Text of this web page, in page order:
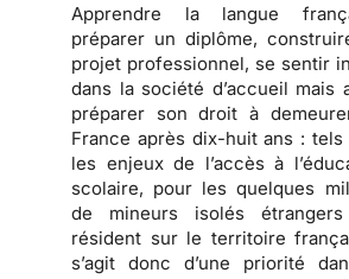
Apprendre la langue
préparer un diplôme,
projet professionnel, se sentir
dans la société d’accueil mais
préparer son droit à
France après dix-huit ans : tels
les enjeux de l’accès à
scolaire, pour les quelques
de mineurs isolés étrangers
résident sur le territoire
s’agit donc d’une priorité